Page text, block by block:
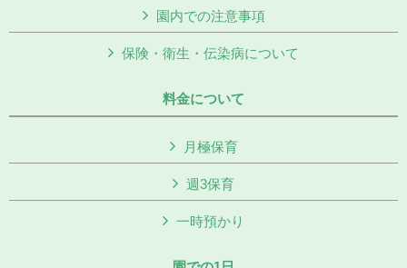
園内での注意事項
保険・衛生・伝染病について
料金について
月極保育
週3保育
一時預かり